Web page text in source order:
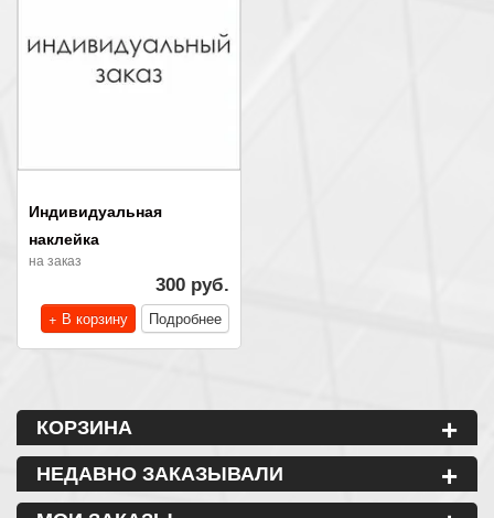
Индивидуальная
наклейка
на заказ
300 руб.
+ В корзину
Подробнее
КОРЗИНА +
НЕДАВНО ЗАКАЗЫВАЛИ +